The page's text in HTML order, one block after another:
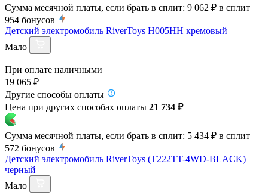
Сумма месячной платы, если брать в сплит: 9 062 ₽ в сплит
954 бонусов
Детский электромобиль RiverToys H005HH кремовый
Мало
При оплате наличными
19 065 ₽
Другие способы оплаты
Цена при других способах оплаты 21 734 ₽
Сумма месячной платы, если брать в сплит: 5 434 ₽ в сплит
572 бонусов
Детский электромобиль RiverToys (T222TT-4WD-BLACK)
черный
Мало